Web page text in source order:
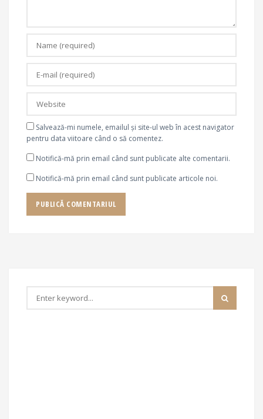
Salvează-mi numele, emailul și site-ul web în acest navigator
pentru data viitoare când o să comentez.
Notifică-mă prin email când sunt publicate alte comentarii.
Notifică-mă prin email când sunt publicate articole noi.